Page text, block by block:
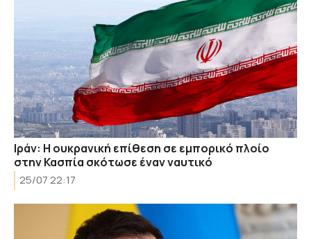
Ιράν: Η ουκρανική επίθεση σε εμπορικό πλοίο
στην Κασπία σκότωσε έναν ναυτικό
25/07 22:17